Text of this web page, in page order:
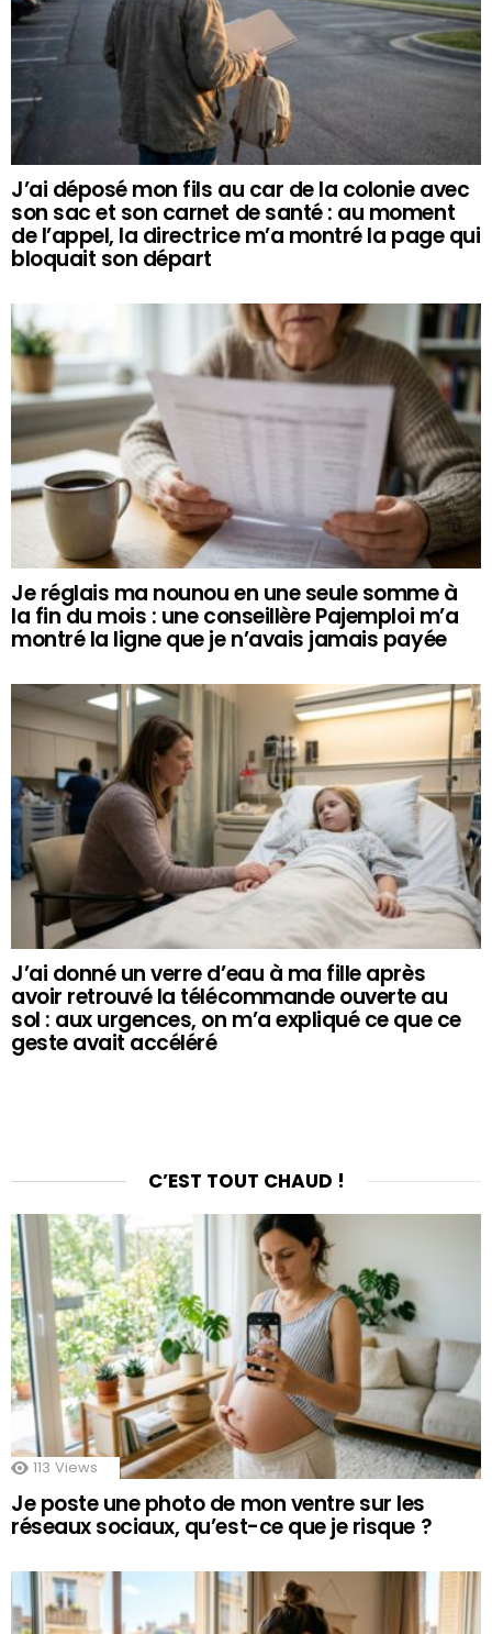
J’ai déposé mon fils au car de la colonie avec
son sac et son carnet de santé : au moment
de l’appel, la directrice m’a montré la page qui
bloquait son départ
Je réglais ma nounou en une seule somme à
la fin du mois : une conseillère Pajemploi m’a
montré la ligne que je n’avais jamais payée
J’ai donné un verre d’eau à ma fille après
avoir retrouvé la télécommande ouverte au
sol : aux urgences, on m’a expliqué ce que ce
geste avait accéléré
C’EST TOUT CHAUD !
113 Views
Je poste une photo de mon ventre sur les
réseaux sociaux, qu’est-ce que je risque ?